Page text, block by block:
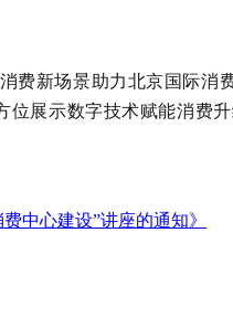
费新场景助力北京国际消
展示数字技术赋能消费
中心建设”讲座的通知》